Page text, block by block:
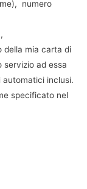
numero
della mia carta di
servizio ad essa
inclusi.
specificato nel